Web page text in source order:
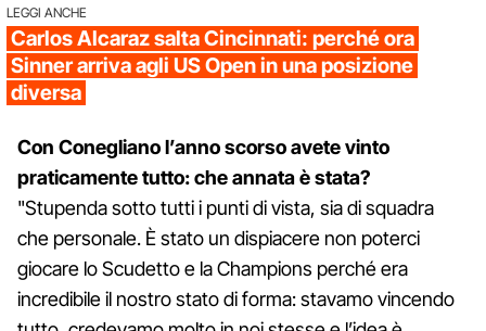
LEGGI ANCHE
Carlos Alcaraz salta Cincinnati: perché ora
Sinner arriva agli US Open in una posizione
diversa
Con Conegliano l’anno scorso avete vinto
praticamente tutto: che annata è stata?
"Stupenda sotto tutti i punti di vista, sia di squadra
che personale. È stato un dispiacere non poterci
giocare lo Scudetto e la Champions perché era
incredibile il nostro stato di forma: stavamo vincendo